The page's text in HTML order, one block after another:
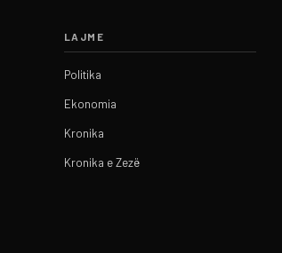
LAJME
Politika
Ekonomia
Kronika
Kronika e Zezë